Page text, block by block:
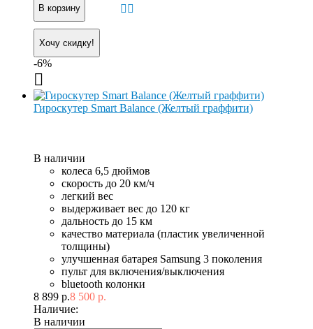
В корзину
Хочу скидку!
-6%
Гироскутер Smart Balance (Желтый граффити)
В наличии
колеса 6,5 дюймов
скорость до 20 км/ч
легкий вес
выдерживает вес до 120 кг
дальность до 15 км
качество материала (пластик увеличенной
толщины)
улучшенная батарея Samsung 3 поколения
пульт для включения/выключения
bluetooth колонки
8 899 р.8 500 р.
Наличие:
В наличии